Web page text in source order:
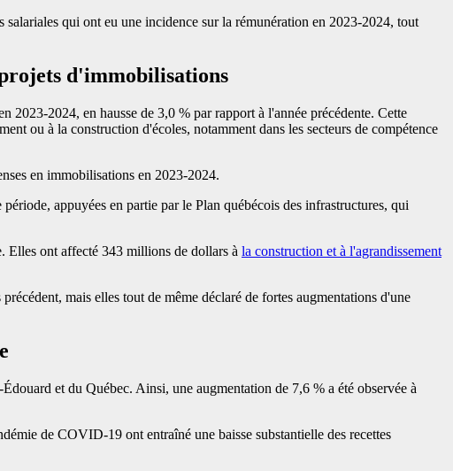
qui ont eu une incidence sur la rémunération en 2023-2024, tout
projets d'immobilisations
2023-2024, en hausse de 3,0 % par rapport à l'année précédente. Cette
ou à la construction d'écoles, notamment dans les secteurs de compétence
en immobilisations en 2023-2024.
appuyées en partie par le Plan québécois des infrastructures, qui
Elles ont affecté 343 millions de dollars à la construction et à l'agrandissement
mais elles tout de même déclaré de fortes augmentations d'une
et du Québec. Ainsi, une augmentation de 7,6 % a été observée à
de COVID-19 ont entraîné une baisse substantielle des recettes